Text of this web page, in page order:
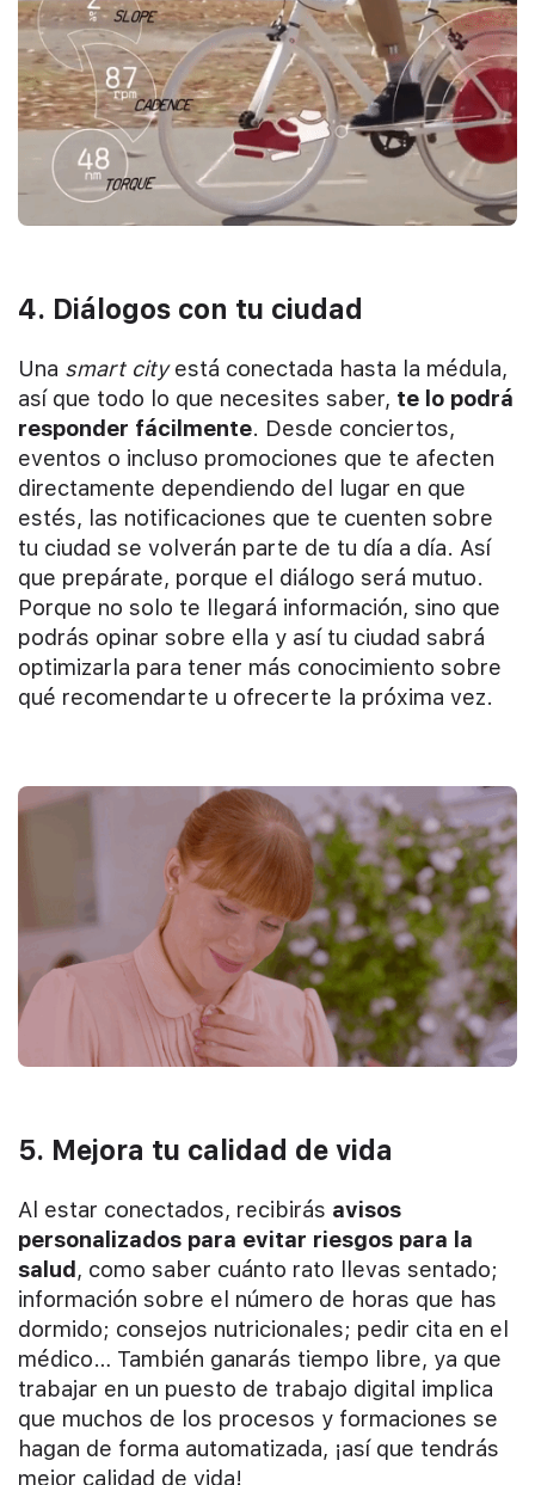
4. Diálogos con tu ciudad
Una smart cityestá conectada hasta la médula,
así que todo lo que necesites saber, te lo podrá
responder fácilmente. Desde conciertos,
eventos o incluso promociones que te afecten
directamente dependiendo del lugar en que
estés, las notificaciones que te cuenten sobre
tu ciudad se volverán parte de tu día a día. Así
que prepárate, porque el diálogo será mutuo.
Porque no solo te llegará información, sino que
podrás opinar sobre ella y así tu ciudad sabrá
optimizarla para tener más conocimiento sobre
qué recomendarte u ofrecerte la próxima vez.
5. Mejora tu calidad de vida
Al estar conectados, recibirás avisos
personalizados para evitar riesgos para la
salud, como saber cuánto rato llevas sentado;
información sobre el número de horas que has
dormido; consejos nutricionales; pedir cita en el
médico… También ganarás tiempo libre, ya que
trabajar en un puesto de trabajo digital implica
que muchos de los procesos y formaciones se
hagan de forma automatizada, ¡así que tendrás
mejor calidad de vida!